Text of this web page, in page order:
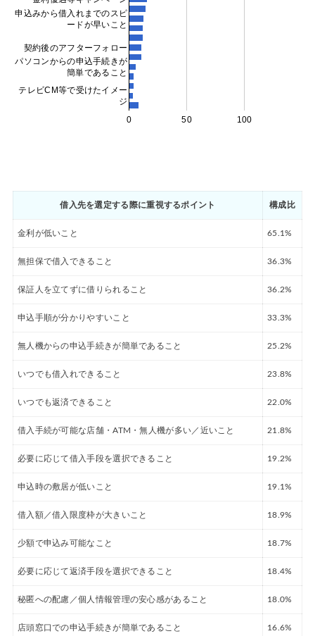
0 50 100
申込みから借入れまでのスピ
ードが早いこと
契約後のアフターフォロー
パソコンからの申込手続きが
簡単であること
テレビCM等で受けたイメー
ジ
借入先を選定する際に重視するポイント 構成比
金利が低いこと 65.1%
無担保で借入できること 36.3%
保証人を立てずに借りられること 36.2%
申込手順が分かりやすいこと 33.3%
無人機からの申込手続きが簡単であること 25.2%
いつでも借入れできること 23.8%
いつでも返済できること 22.0%
借入手続が可能な店舗・ATM・無人機が多い／近いこと 21.8%
必要に応じて借入手段を選択できること 19.2%
申込時の敷居が低いこと 19.1%
借入額／借入限度枠が大きいこと 18.9%
少額で申込み可能なこと 18.7%
必要に応じて返済手段を選択できること 18.4%
秘匿への配慮／個人情報管理の安心感があること 18.0%
店頭窓口での申込手続きが簡単であること 16.6%